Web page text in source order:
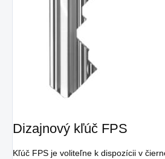
Dizajnový kľúč FPS
Kľúč FPS je voliteľne k dispozícii v